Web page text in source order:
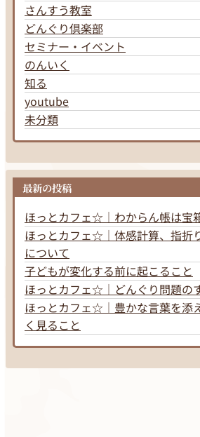
さんすう教室
どんぐり倶楽部
セミナー・イベント
のんいく
知る
youtube
未分類
最新の投稿
ほっとカフェ☆｜わからん帳は宝
ほっとカフェ☆｜体感計算、指折
について
子どもが変化する前に起こること
ほっとカフェ☆｜どんぐり問題の
ほっとカフェ☆｜豊かな言葉を
く見ること